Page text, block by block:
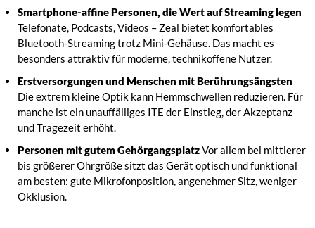
Smartphone-affine Personen, die Wert auf Streaming legen
Telefonate, Podcasts, Videos – Zeal bietet komfortables
Bluetooth-Streaming trotz Mini-Gehäuse. Das macht es
besonders attraktiv für moderne, technikoffene Nutzer.
Erstversorgungen und Menschen mit Berührungsängsten
Die extrem kleine Optik kann Hemmschwellen reduzieren. Für
manche ist ein unauffälliges ITE der Einstieg, der Akzeptanz
und Tragezeit erhöht.
Personen mit gutem GehörgangsplatzVor allem bei mittlerer
bis größerer Ohrgröße sitzt das Gerät optisch und funktional
am besten: gute Mikrofonposition, angenehmer Sitz, weniger
Okklusion.